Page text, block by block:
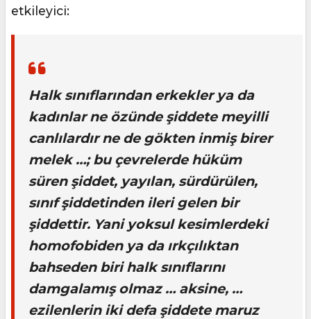
etkileyici:
Halk sınıflarından erkekler ya da
kadınlar ne özünde şiddete meyilli
canlılardır ne de gökten inmiş birer
melek …; bu çevrelerde hüküm
süren şiddet, yayılan, sürdürülen,
sınıf şiddetinden ileri gelen bir
şiddettir. Yani yoksul kesimlerdeki
homofobiden ya da ırkçılıktan
bahseden biri halk sınıflarını
damgalamış olmaz … aksine, …
ezilenlerin iki defa şiddete maruz